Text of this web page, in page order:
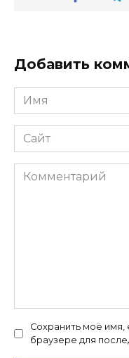
Добавить
Имя
*
Сайт
Комментарий
Сохранить моё имя,
браузере для